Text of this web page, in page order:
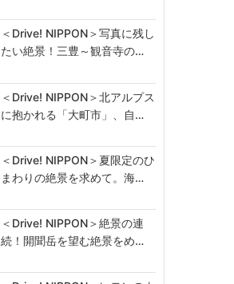
＜Drive! NIPPON＞写真に残し
たい絶景！三豊～観音寺の…
＜Drive! NIPPON＞北アルプス
に抱かれる「大町市」、自…
＜Drive! NIPPON＞夏限定のひ
まわりの絶景を求めて。海…
＜Drive! NIPPON＞絶景の連
続！開聞岳を望む絶景をめ…